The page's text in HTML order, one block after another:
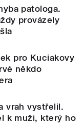
patologa.
provázely
pro Kuciakovy
někdo
vrah vystřelil.
k muži, který ho